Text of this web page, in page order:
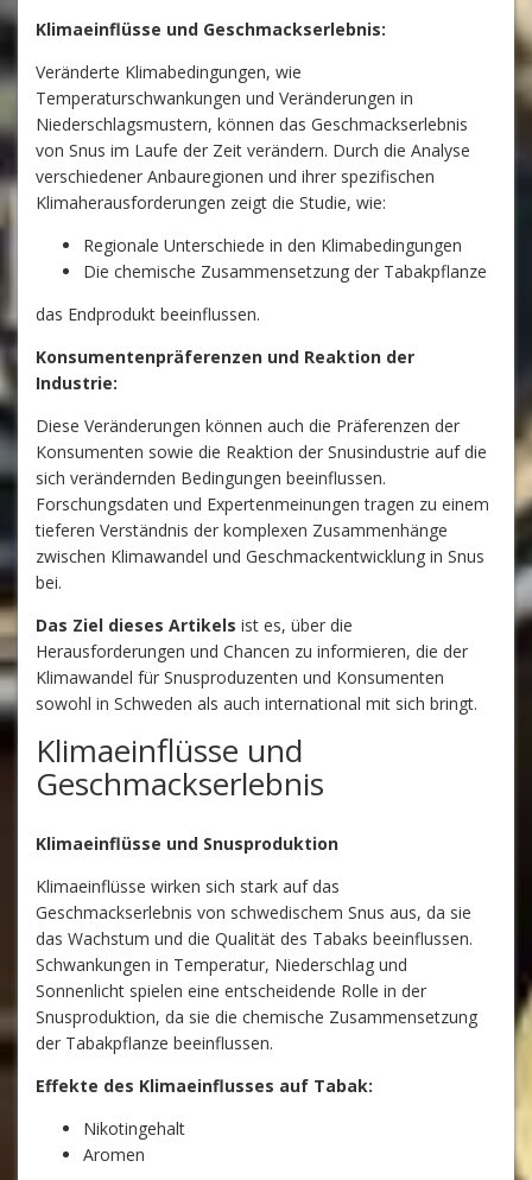
Klimaeinflüsse und Geschmackserlebnis:
Veränderte Klimabedingungen, wie
Temperaturschwankungen und Veränderungen in
Niederschlagsmustern, können das Geschmackserlebnis
von Snus im Laufe der Zeit verändern. Durch die Analyse
verschiedener Anbauregionen und ihrer spezifischen
Klimaherausforderungen zeigt die Studie, wie:
Regionale Unterschiede in den Klimabedingungen
Die chemische Zusammensetzung der Tabakpflanze
das Endprodukt beeinflussen.
Konsumentenpräferenzen und Reaktion der
Industrie:
Diese Veränderungen können auch die Präferenzen der
Konsumenten sowie die Reaktion der Snusindustrie auf die
sich verändernden Bedingungen beeinflussen.
Forschungsdaten und Expertenmeinungen tragen zu einem
tieferen Verständnis der komplexen Zusammenhänge
zwischen Klimawandel und Geschmackentwicklung in Snus
bei.
Das Ziel dieses Artikels ist es, über die
Herausforderungen und Chancen zu informieren, die der
Klimawandel für Snusproduzenten und Konsumenten
sowohl in Schweden als auch international mit sich bringt.
Klimaeinflüsse und
Geschmackserlebnis
Klimaeinflüsse und Snusproduktion
Klimaeinflüsse wirken sich stark auf das
Geschmackserlebnis von schwedischem Snus aus, da sie
das Wachstum und die Qualität des Tabaks beeinflussen.
Schwankungen in Temperatur, Niederschlag und
Sonnenlicht spielen eine entscheidende Rolle in der
Snusproduktion, da sie die chemische Zusammensetzung
der Tabakpflanze beeinflussen.
Effekte des Klimaeinflusses auf Tabak:
Nikotingehalt
Aromen